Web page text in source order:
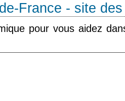
France - site
pour vous aidez